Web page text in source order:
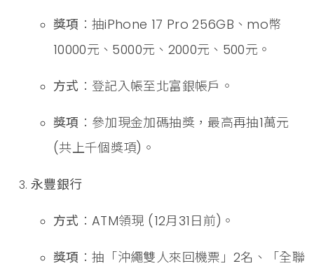
獎項 ：抽iPhone 17 Pro 256GB、mo幣
10000元、5000元、2000元、500元。
方式 ：登記入帳至北富銀帳戶。
獎項 ：參加現金加碼抽獎，最高再抽1萬元
(共上千個獎項)。
永豐銀行
方式 ：ATM領現 (12月31日前)。
獎項 ：抽「沖繩雙人來回機票」2名、「全聯